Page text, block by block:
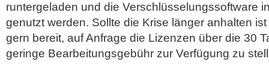
runtergeladen und die Verschlüsselungssoftware
genutzt werden. Sollte die Krise länger anhalten
gern bereit, auf Anfrage die Lizenzen über die 30
geringe Bearbeitungsgebühr zur Verfügung zu